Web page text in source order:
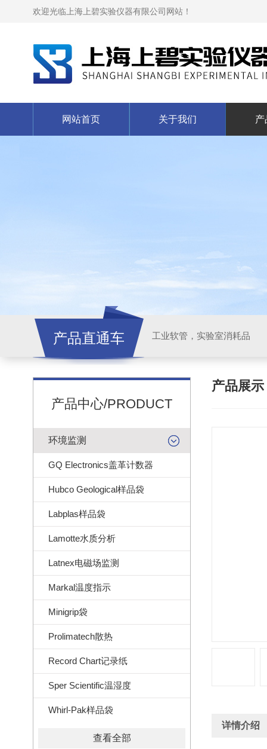
欢迎光临上海上碧实验仪器有限公司网站！
网站首页 关于我们 产
产品直通车 工业软管，实验室消耗品
产品中心/PRODUCT
环境监测
GQ Electronics盖革计数器
Hubco Geological样品袋
Labplas样品袋
Lamotte水质分析
Latnex电磁场监测
Markal温度指示
Minigrip袋
Prolimatech散热
Record Chart记录纸
Sper Scientific温湿度
Whirl-Pak样品袋
查看全部
产品展示
详情介绍